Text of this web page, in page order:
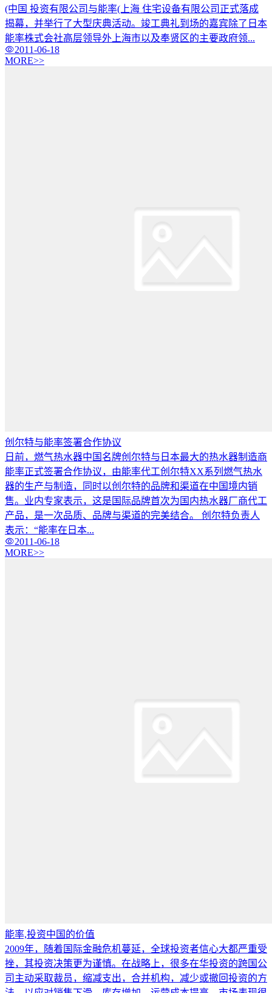
(中国 投资有限公司与能率(上海 住宅设备有限公司正式落成
揭幕，并举行了大型庆典活动。竣工典礼到场的嘉宾除了日本
能率株式会社高层领导外上海市以及奉贤区的主要政府领...
2011-06-18
MORE>>
创尔特与能率签署合作协议
日前，燃气热水器中国名牌创尔特与日本最大的热水器制造商
能率正式签署合作协议，由能率代工创尔特XX系列燃气热水
器的生产与制造，同时以创尔特的品牌和渠道在中国境内销
售。业内专家表示，这是国际品牌首次为国内热水器厂商代工
产品，是一次品质、品牌与渠道的完美结合。 创尔特负责人
表示：“能率在日本...
2011-06-18
MORE>>
能率,投资中国的价值
2009年，随着国际金融危机蔓延，全球投资者信心大都严重受
挫，其投资决策更为谨慎。在战略上，很多在华投资的跨国公
司主动采取裁员，缩减支出，合并机构，减少或撤回投资的方